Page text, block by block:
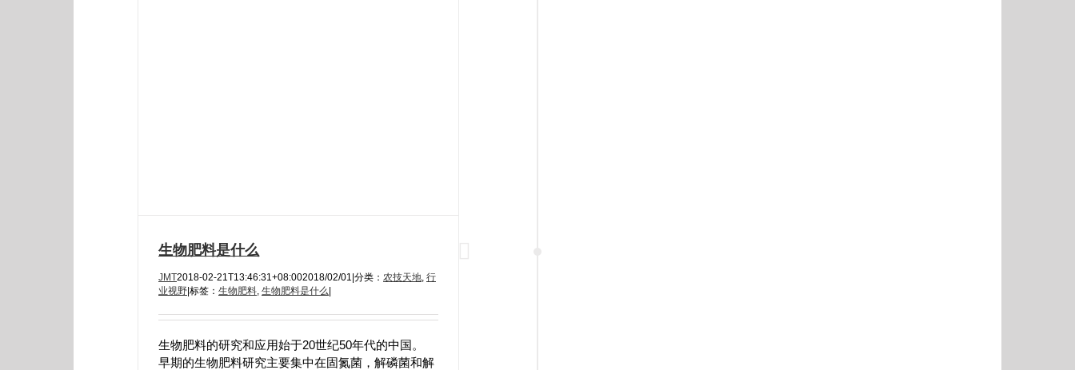
生物肥料是什么
JMT2018-02-21T13:46:31+08:002018/02/01 |分类： 农技天地 行
业视野|标签： 生物肥料 生物肥料是什么|
生物肥料的研究和应用始于20世纪50年代的中国。
早期的生物肥料研究主要集中在固氮菌，解磷菌和解